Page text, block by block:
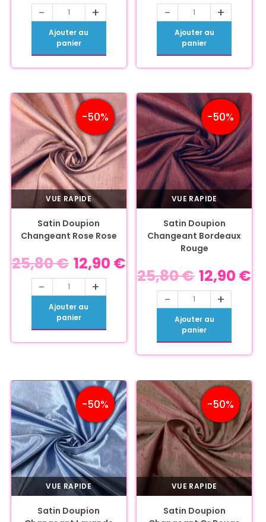
- +
Ajouter au
panier
- +
Ajouter au
panier
-50%
VUE RAPIDE
Satin Doupion
Changeant Rose Rose
25,80€ 12,90 €
- +
Ajouter au
panier
-50%
VUE RAPIDE
Satin Doupion
Changeant Bordeaux
Rouge
25,80€ 12,90 €
- +
Ajouter au
panier
-50%
VUE RAPIDE
Satin Doupion
-50%
VUE RAPIDE
Satin Doupion